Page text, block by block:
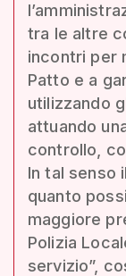
tra le altre
incontri per
Patto e a
utilizzando
attuando
controllo,
In tal senso
quanto
maggiore
Polizia
servizio”,